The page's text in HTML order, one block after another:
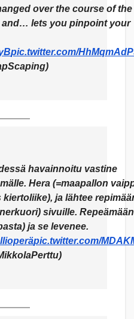
over the course of the
and… lets you pinpoint your
pic.twitter.com/
havainnoitu vastine
Hera (=maapallon
ja lähtee
sivuille.
ja se levenee.
pic.twitter.com/